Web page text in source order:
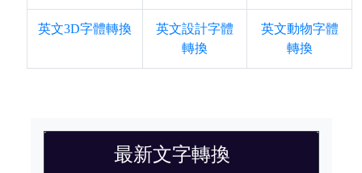
英文3D字體轉換
英文設計字體
轉換
英文動物字體
轉換
最新文字轉換